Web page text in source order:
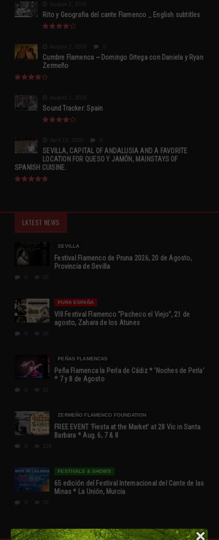
August 2, 2015
Rito y Geografia del cante Flamenco _ English subtitles
August 2, 2015
Cumbre Flamenca ~ Domingo Ortega con Daniela y Ryan
Zermeño
August 2, 2015
Sound Tracker: Spain
April 13, 2015
SEVILLA, CAPITAL OF ANDALUSIA AND A FAVORITE
LOCATION FOR QUESO Y JAMÓN, MAINSTAYS OF
SPANISH CUISINE.
LATEST NEWS
SEVILLA
Festival Flamenco de Pruna 2026, 20 de Agosto,
Provincia de Sevilla
PURA ESPAÑA
VIII Festival Flamenco “Pacheco el Viejo”, 21 de
agosto, Zahara de los Atunes
PEÑAS FLAMENCAS
Peña Flamenca la Perla de Cádiz * ‘Noches de Perla’
* 7 y 8 de Agosto
52
ZERMEÑO FLAMENCO FOUNDATION
FREE EVENT ‘Fiesta at the Market’ at 28 Vic in Santa
Barbara * Aug. 6, 7 & 8
128
FESTIVALS & SHOWS
65 edición del Festival Internacional del Cante de las
Minas * La Unión, Murcia
70